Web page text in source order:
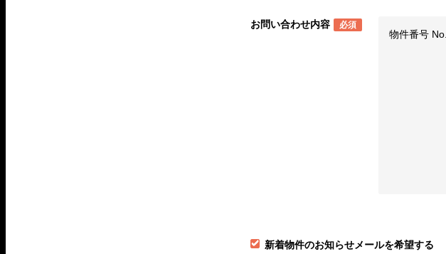
お問い合わせ内容 必須
新着物件のお知らせメールを希望する